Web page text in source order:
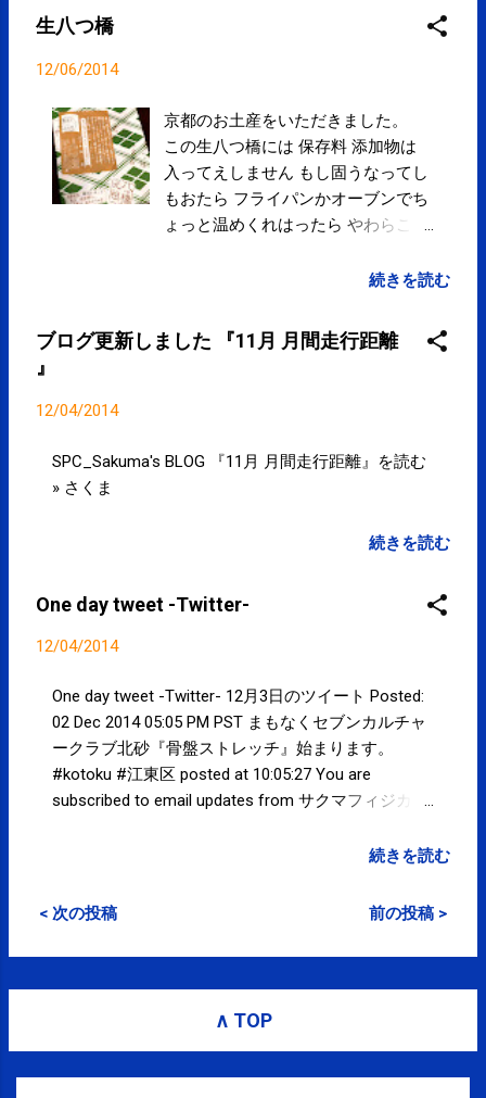
の割引きとなります。 ※他の割引券・割引サービス
との併用はできません。 【総選挙2014】一羽の鳥に
ついて（あらゆる選挙に寄せて）（いとうせいこ
まずは投票を！！
生八つ橋
12/06/2014
京都のお土産をいただきました。
この生八つ橋には 保存料 添加物は
入ってえしません もし固うなってし
もおたら フライパンかオーブンでち
ょっと温めくれはったら やわらこう
う一つだけ、あと一つだけ、、、で
まいました。 ありがとうございまし
た。
続きを読む
ブログ更新しました 『11月 月間走行距離
』
12/04/2014
SPC_Sakuma's BLOG 『11月 月間走行距離』を読む
» さくま
続きを読む
One day tweet -Twitter-
12/04/2014
One day tweet -Twitter- 12月3日のツイート Posted:
02 Dec 2014 05:05 PM PST まもなくセブンカルチャ
ークラブ北砂『骨盤ストレッチ』始まります。
#kotoku #江東区 posted at 10:05:27 You are
subscribed to email updates from サクマフィジカル
receiving these emails, you may unsubscribe now .
Amphitheatre Parkway, Mountain View, CA 94043,
続きを読む
< 次の投稿 前の投稿 >
∧ TOP